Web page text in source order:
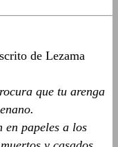
de Lezama
que tu arenga
papeles a los